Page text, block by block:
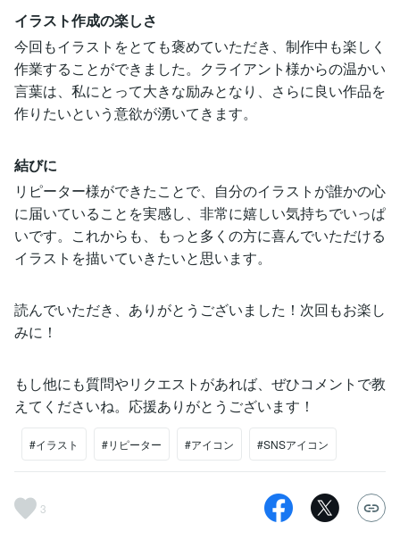
イラスト作成の楽しさ
今回もイラストをとても褒めていただき、制作中も楽しく
作業することができました。クライアント様からの温かい
言葉は、私にとって大きな励みとなり、さらに良い作品を
作りたいという意欲が湧いてきます。
結びに
リピーター様ができたことで、自分のイラストが誰かの心
に届いていることを実感し、非常に嬉しい気持ちでいっぱ
いです。これからも、もっと多くの方に喜んでいただける
イラストを描いていきたいと思います。
読んでいただき、ありがとうございました！次回もお楽し
みに！
もし他にも質問やリクエストがあれば、ぜひコメントで教
えてくださいね。応援ありがとうございます！
#イラスト #リピーター #アイコン #SNSアイコン
3